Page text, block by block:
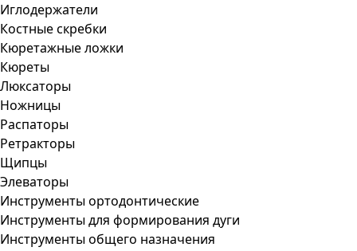
Иглодержатели
Костные скребки
Кюретажные ложки
Кюреты
Люксаторы
Ножницы
Распаторы
Ретракторы
Щипцы
Элеваторы
Инструменты ортодонтические
Инструменты для формирования дуги
Инструменты общего назначения